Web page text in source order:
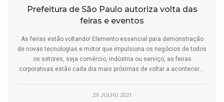
Prefeitura de São Paulo autoriza volta das
feiras e eventos
As feiras estão voltando! Elemento essencial para demonstração
de novas tecnologias e motor que impulsiona os negócios de todos
os setores, seja comércio, indústria ou serviço, as feiras
corporativas estão cada dia mais próximas de voltar a acontecer....
29 JULHO 2021